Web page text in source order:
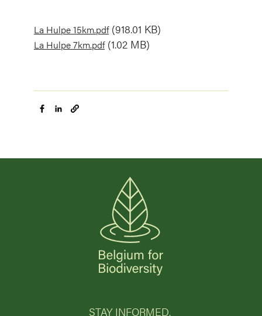
Document
La Hulpe 15km.pdf (918.01 KB)
Document
La Hulpe 7km.pdf (1.02 MB)
STAY INFORMED.